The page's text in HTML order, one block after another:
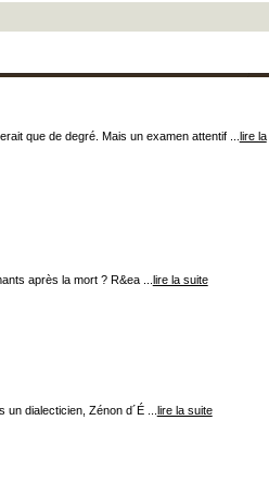
que de degré. Mais un examen attentif ... lire la
après la mort ? R&ea ... lire la suite
dialecticien, Zénon d´É ... lire la suite